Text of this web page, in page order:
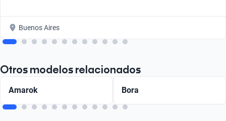
Buenos Aires
Otros modelos relacionados
Amarok Bora